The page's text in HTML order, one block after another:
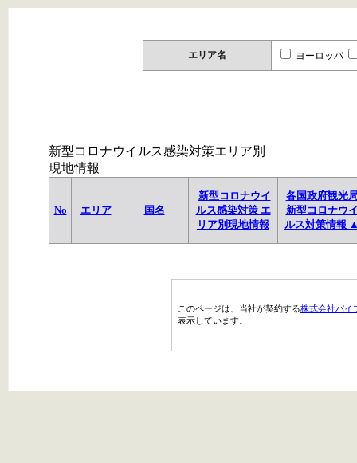
エリア名 ヨーロッパ
新型コロナウイルス感染対策エリア別
現地情報
No エリア 国名
新型コロナウイ
ルス感染対策 エ
リア別現地情報
各国政府観光
新型コロナウ
ルス対策情報
このページは、当社が契約する株式会社パイ
表示しています。